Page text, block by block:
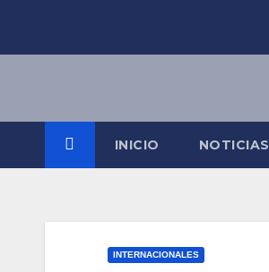
INICIO NOTICIAS
INTERNACIONALES